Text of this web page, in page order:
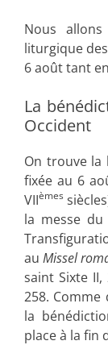
Nous
liturgique
6 août tant
La
Occident
On trouve la
fixée au 6
VIIèmes
la messe
auMissel
saint Sixte II,
258. Comme
la
place à la fin